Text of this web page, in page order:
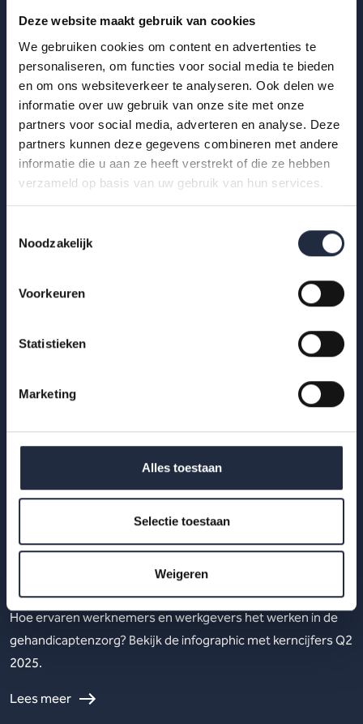
Deze website maakt gebruik van cookies
We gebruiken cookies om content en advertenties te
personaliseren, om functies voor social media te bieden
en om ons websiteverkeer te analyseren. Ook delen we
informatie over uw gebruik van onze site met onze
partners voor social media, adverteren en analyse. Deze
partners kunnen deze gegevens combineren met andere
informatie die u aan ze heeft verstrekt of die ze hebben
verzameld op basis van uw gebruik van hun services.
Noodzakelijk
Voorkeuren
Statistieken
Marketing
Alles toestaan
Selectie toestaan
Weigeren
29 okt 2025
Infographic: zzp’ers in de
gehandicaptenzorg
Werknemers- en werkgeversenquête 2e
kwartaal 2025 – Gehandicaptenzorg
Hoe ervaren werknemers en werkgevers het werken in de
gehandicaptenzorg? Bekijk de infographic met kerncijfers Q2
2025.
Lees meer